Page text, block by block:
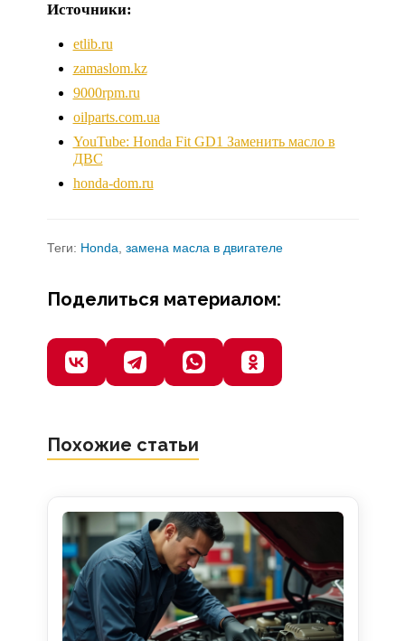
Источники:
etlib.ru
zamaslom.kz
9000rpm.ru
oilparts.com.ua
YouTube: Honda Fit GD1 Заменить масло в
ДВС
honda-dom.ru
Теги: Honda замена масла в двигателе
Поделиться материалом:
Похожие статьи